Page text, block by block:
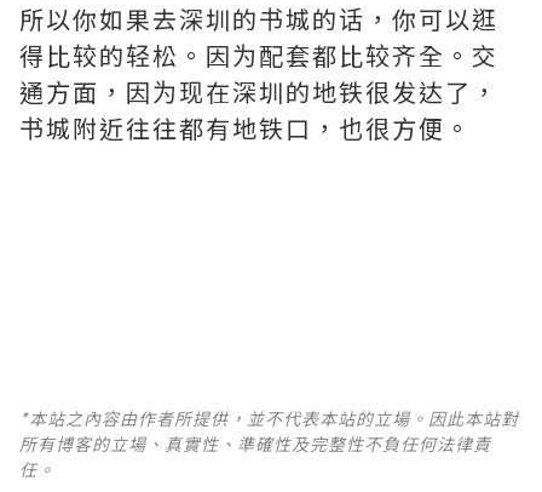
所以你如果去深圳的书城的话，你可以逛
得比较的轻松。因为配套都比较齐全。交
通方面，因为现在深圳的地铁很发达了，
书城附近往往都有地铁口，也很方便。
*本站之內容由作者所提供，並不代表本站的立場。因此本站對
所有博客的立場、真實性、準確性及完整性不負任何法律責
任。